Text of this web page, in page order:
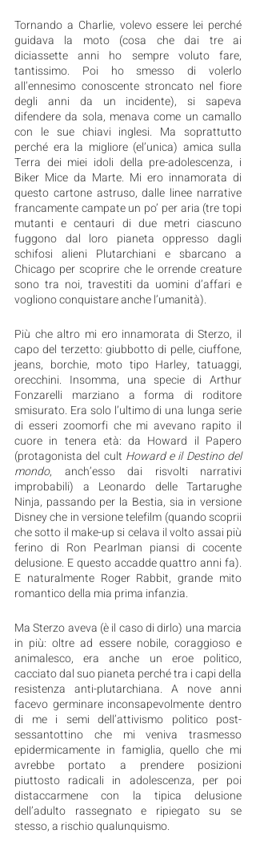
Tornando a Charlie, volevo essere lei perché
guidava la moto (cosa che dai tre ai
diciassette anni ho sempre voluto fare,
tantissimo. Poi ho smesso di volerlo
all’ennesimo conoscente stroncato nel fiore
degli anni da un incidente), si sapeva
difendere da sola, menava come un camallo
con le sue chiavi inglesi. Ma soprattutto
perché era la migliore (el’unica) amica sulla
Terra dei miei idoli della pre-adolescenza, i
Biker Mice da Marte. Mi ero innamorata di
questo cartone astruso, dalle linee narrative
francamente campate un po’ per aria (tre topi
mutanti e centauri di due metri ciascuno
fuggono dal loro pianeta oppresso dagli
schifosi alieni Plutarchiani e sbarcano a
Chicago per scoprire che le orrende creature
sono tra noi, travestiti da uomini d’affari e
vogliono conquistare anche l’umanità).
Più che altro mi ero innamorata di Sterzo, il
capo del terzetto: giubbotto di pelle, ciuffone,
jeans, borchie, moto tipo Harley, tatuaggi,
orecchini. Insomma, una specie di Arthur
Fonzarelli marziano a forma di roditore
smisurato. Era solo l’ultimo di una lunga serie
di esseri zoomorfi che mi avevano rapito il
cuore in tenera età: da Howard il Papero
(protagonista del cult Howard e il Destino del
mondo, anch’esso dai risvolti narrativi
improbabili) a Leonardo delle Tartarughe
Ninja, passando per la Bestia, sia in versione
Disney che in versione telefilm (quando scoprii
che sotto il make-up si celava il volto assai più
ferino di Ron Pearlman piansi di cocente
delusione. E questo accadde quattro anni fa).
E naturalmente Roger Rabbit, grande mito
romantico della mia prima infanzia.
Ma Sterzo aveva (è il caso di dirlo) una marcia
in più: oltre ad essere nobile, coraggioso e
animalesco, era anche un eroe politico,
cacciato dal suo pianeta perché tra i capi della
resistenza anti-plutarchiana. A nove anni
facevo germinare inconsapevolmente dentro
di me i semi dell’attivismo politico post-
sessantottino che mi veniva trasmesso
epidermicamente in famiglia, quello che mi
avrebbe portato a prendere posizioni
piuttosto radicali in adolescenza, per poi
distaccarmene con la tipica delusione
dell’adulto rassegnato e ripiegato su se
stesso, a rischio qualunquismo.